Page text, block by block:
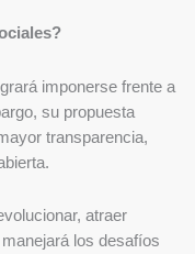
imponerse frente a
su propuesta
transparencia,
atraer
los desafíos